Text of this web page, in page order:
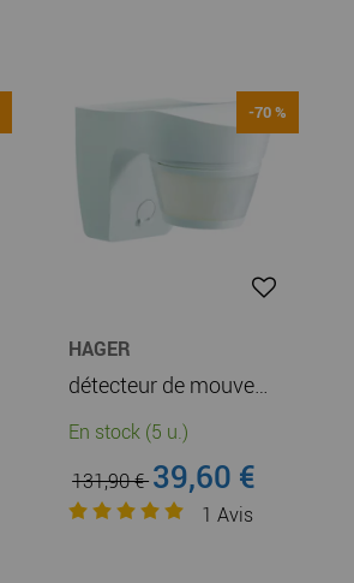
-70 %
HAGER
détecteur de mouvement infrarouge standard mural 200° blanc (52210)
En stock (5 u.)
131,90 €39,60 €
1 Avis